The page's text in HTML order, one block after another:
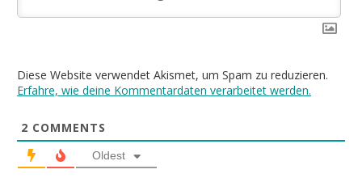
Diese Website verwendet Akismet, um Spam zu reduzieren.
Erfahre, wie deine Kommentardaten verarbeitet werden.
2 COMMENTS
Oldest